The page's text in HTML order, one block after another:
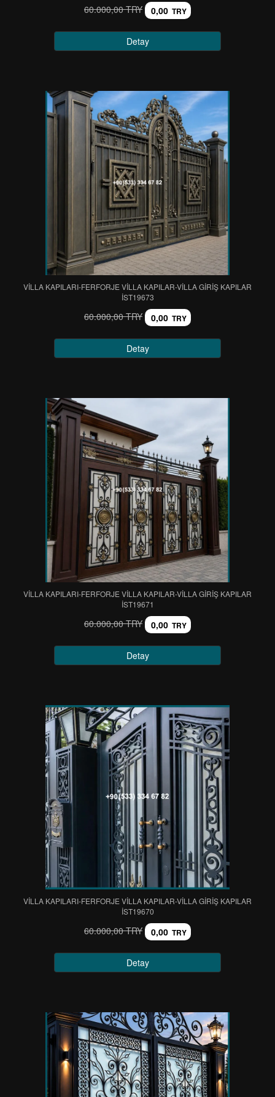
60.000,00 TRY 0,00 TRY
Detay
VİLLA KAPILARI-FERFORJE VİLLA KAPILAR-VİLLA GİRİŞ KAPILAR
IST19673
60.000,00 TRY 0,00 TRY
Detay
VİLLA KAPILARI-FERFORJE VİLLA KAPILAR-VİLLA GİRİŞ KAPILAR
IST19671
60.000,00 TRY 0,00 TRY
Detay
VİLLA KAPILARI-FERFORJE VİLLA KAPILAR-VİLLA GİRİŞ KAPILAR
IST19670
60.000,00 TRY 0,00 TRY
Detay